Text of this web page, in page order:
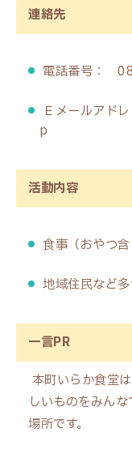
連絡先
電話番号：
Ｅメールアド
p
活動内容
食事（おやつ
地域住民など
一言PR
本町いらか食堂
しいものをみん
場所です。